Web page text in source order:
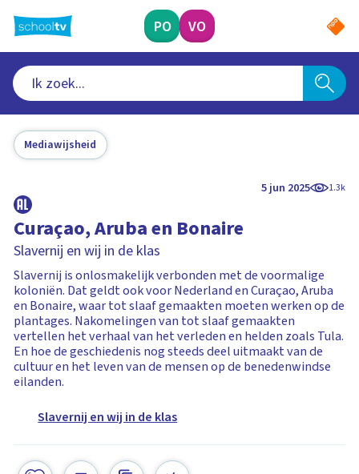
naar
hoofdinhoud
PO VO
Mediawijsheid
5 jun 2025 1.3k
Curaçao, Aruba en Bonaire
Slavernij en wij in de klas
Slavernij is onlosmakelijk verbonden met de voormalige
koloniën. Dat geldt ook voor Nederland en Curaçao, Aruba
en Bonaire, waar tot slaaf gemaakten moeten werken op de
plantages. Nakomelingen van tot slaaf gemaakten
vertellen het verhaal van het verleden en helden zoals Tula.
En hoe de geschiedenis nog steeds deel uitmaakt van de
cultuur en het leven van de mensen op de benedenwindse
eilanden.
Slavernij en wij in de klas